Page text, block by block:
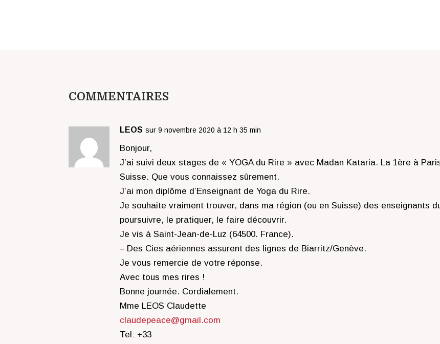
COMMENTAIRES
LEOS sur 9 novembre 2020 à 12 h 35 min
Bonjour,
J’ai suivi deux stages de « YOGA du Rire » avec Madan Kataria. La 1ère à
Suisse. Que vous connaissez sûrement.
J’ai mon diplôme d’Enseignant de Yoga du Rire.
Je souhaite vraiment trouver, dans ma région (ou en Suisse) des enseignants
poursuivre, le pratiquer, le faire découvrir.
Je vis à Saint-Jean-de-Luz (64500. France).
– Des Cies aériennes assurent des lignes de Biarritz/Genève.
Je vous remercie de votre réponse.
Avec tous mes rires !
Bonne journée. Cordialement.
Mme LEOS Claudette
claudepeace@gmail.com
Tel: +33